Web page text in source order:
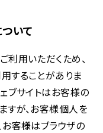
いて
利用いただくため、
することがありま
ブサイトはお客様の
すが、お客様個人を
お客様はブラウザの